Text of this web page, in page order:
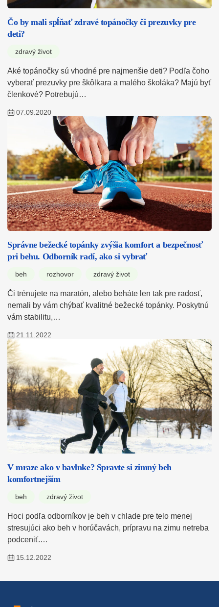
Čo by mali spĺňať zdravé topánočky či prezuvky pre
deti?
zdravý život
Aké topánočky sú vhodné pre najmenšie deti? Podľa čoho
vyberať prezuvky pre škôlkara a malého školáka? Majú byť
členkové? Potrebujú…
07.09.2020
Správne bežecké topánky zvýšia komfort a bezpečnosť
pri behu. Odborník radí, ako si vybrať
beh rozhovor zdravý život
Či trénujete na maratón, alebo beháte len tak pre radosť,
nemali by vám chýbať kvalitné bežecké topánky. Poskytnú
vám stabilitu,…
21.11.2022
V mraze ako v bavlnke? Spravte si zimný beh
komfortnejším
beh zdravý život
Hoci podľa odborníkov je beh v chlade pre telo menej
stresujúci ako beh v horúčavách, prípravu na zimu netreba
podceniť.…
15.12.2022